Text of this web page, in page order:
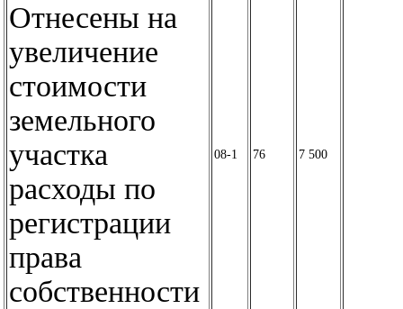
Отнесены на
увеличение
стоимости
земельного
участка
расходы по
регистрации
права
собственности
08-1 76 7 500